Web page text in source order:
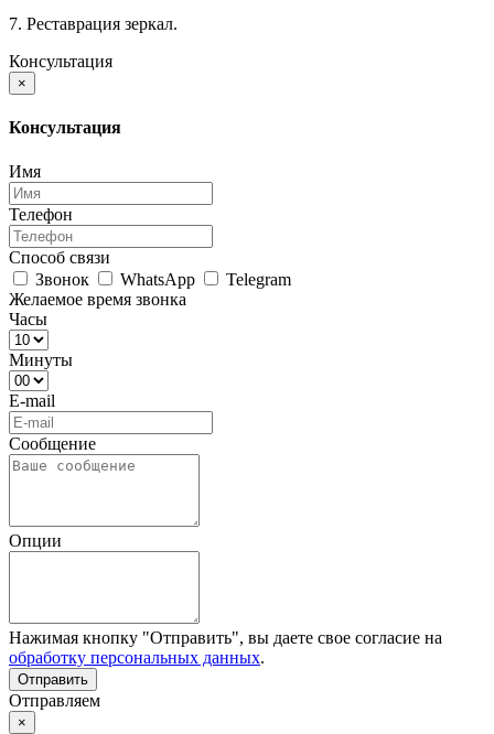
7. Реставрация зеркал.
Консультация
×
Консультация
Имя
Телефон
Способ связи
Звонок
WhatsApp
Telegram
Желаемое время звонка
Часы
Минуты
E-mail
Сообщение
Опции
Нажимая кнопку "Отправить", вы даете свое согласие на
обработку персональных данных.
Отправляем
×